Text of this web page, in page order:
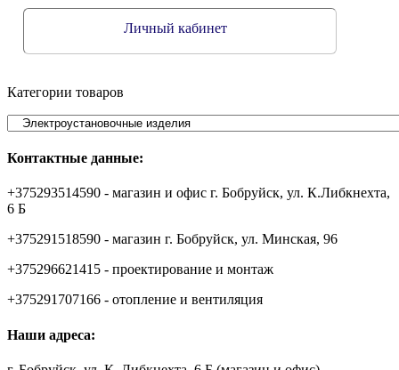
Личный кабинет
Категории товаров
Контактные данные:
+375293514590 - магазин и офис г. Бобруйск, ул. К.Либкнехта,
6 Б
+375291518590 - магазин г. Бобруйск, ул. Минская, 96
+375296621415 - проектирование и монтаж
+375291707166 - отопление и вентиляция
Наши адреса: